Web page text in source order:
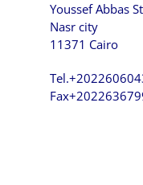
Youssef Abbas
Nasr city
11371 Cairo